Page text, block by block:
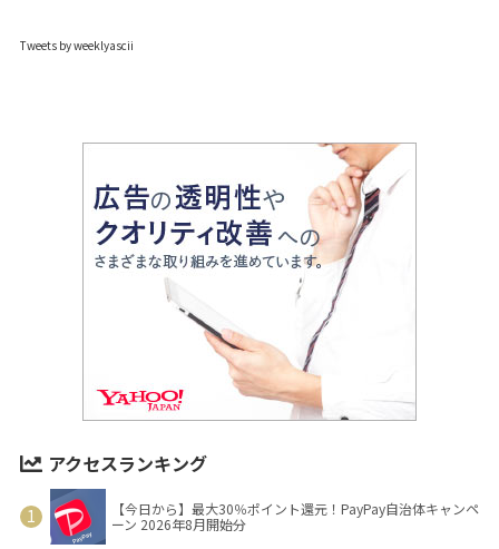
Tweets by weeklyascii
アクセスランキング
【今日から】最大30％ポイント還元！PayPay自治体キャンペ
ーン 2026年8月開始分